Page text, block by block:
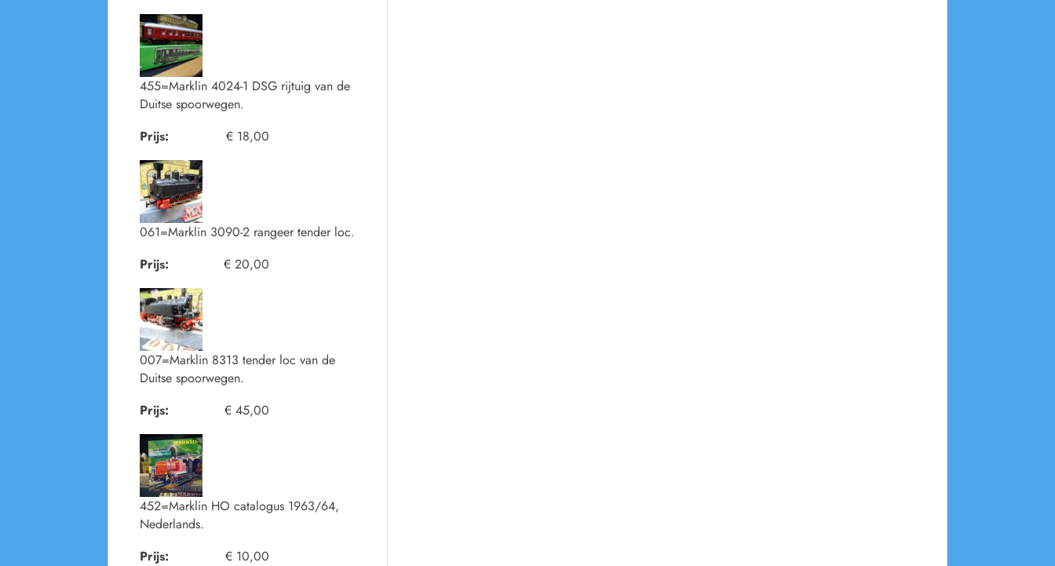
455=Marklin 4024-1 DSG rijtuig van de
Duitse spoorwegen.
Prijs:
€ 18,00
061=Marklin 3090-2 rangeer tender loc.
Prijs:
€ 20,00
007=Marklin 8313 tender loc van de
Duitse spoorwegen.
Prijs:
€ 45,00
452=Marklin HO catalogus 1963/64,
Nederlands.
Prijs:
€ 10,00